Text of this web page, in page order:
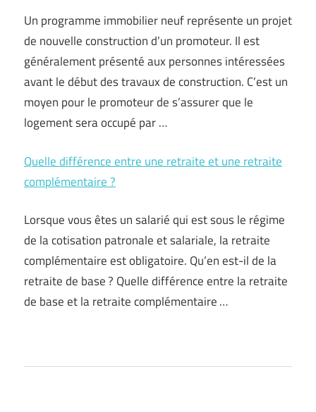
Un programme immobilier neuf représente un projet
de nouvelle construction d’un promoteur. Il est
généralement présenté aux personnes intéressées
avant le début des travaux de construction. C’est un
moyen pour le promoteur de s’assurer que le
logement sera occupé par …
Quelle différence entre une retraite et une retraite
complémentaire ?
Lorsque vous êtes un salarié qui est sous le régime
de la cotisation patronale et salariale, la retraite
complémentaire est obligatoire. Qu’en est-il de la
retraite de base ? Quelle différence entre la retraite
de base et la retraite complémentaire …